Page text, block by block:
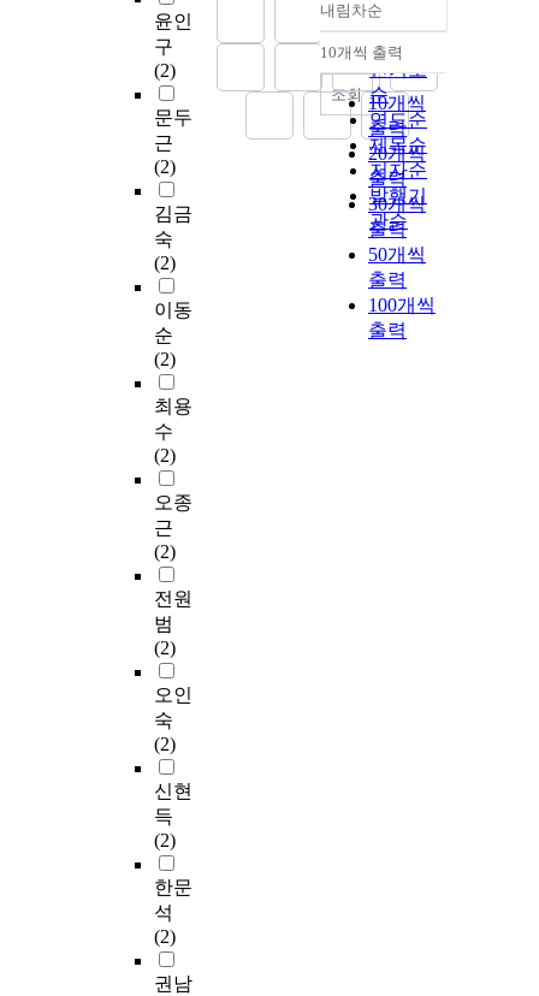
윤인
구
(2)
문두
근
(2)
김금
숙
(2)
이동
순
(2)
최용
수
(2)
오종
근
(2)
전원
범
(2)
오인
숙
(2)
신현
득
(2)
한문
석
(2)
권남
정확도
순
인기도
순
연도순
제목순
저자순
발행기
관순
내림차순
내림차순
10개씩 출력
10개씩
출력
20개씩
출력
30개씩
출력
50개씩
출력
100개씩
출력
조회